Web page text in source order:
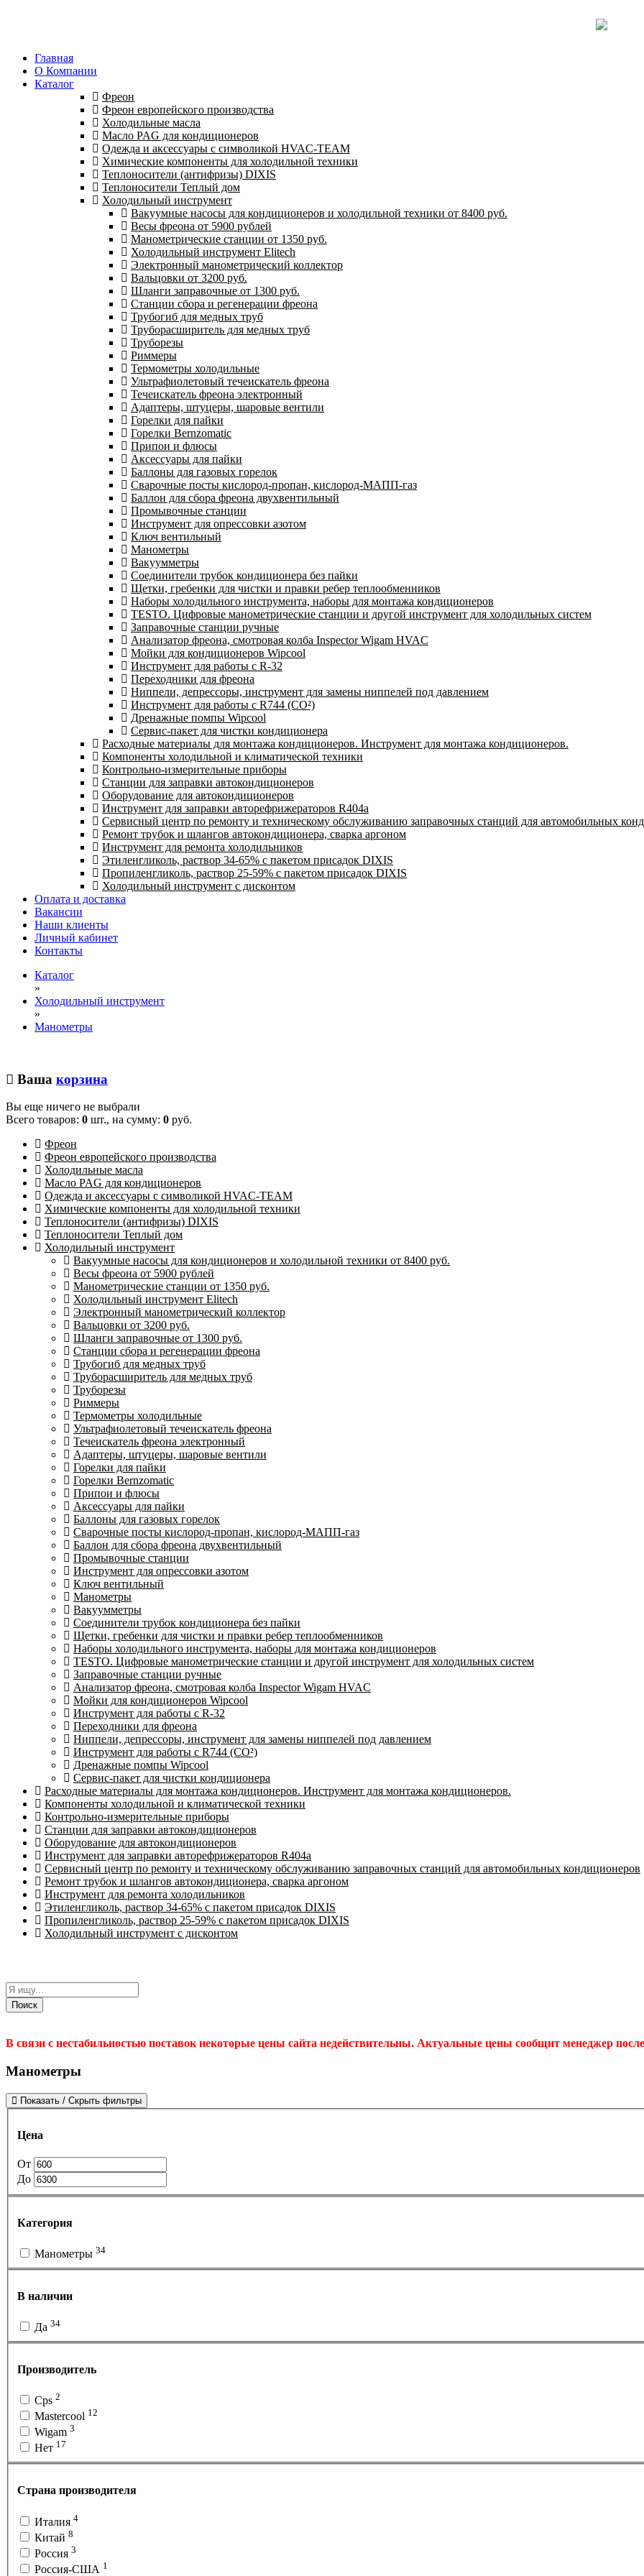
Главная
О Компании
Каталог
Фреон
Фреон европейского производства
Холодильные масла
Масло PAG для кондиционеров
Одежда и аксессуары с символикой HVAC-TEAM
Химические компоненты для холодильной техники
Теплоносители (антифризы) DIXIS
Теплоносители Теплый дом
Холодильный инструмент
Вакуумные насосы для кондиционеров и холодильной техники от 8400 руб.
Весы фреона от 5900 рублей
Манометрические станции от 1350 руб.
Холодильный инструмент Elitech
Электронный манометрический коллектор
Вальцовки от 3200 руб.
Шланги заправочные от 1300 руб.
Станции сбора и регенерации фреона
Трубогиб для медных труб
Труборасширитель для медных труб
Труборезы
Риммеры
Термометры холодильные
Ультрафиолетовый течеискатель фреона
Течеискатель фреона электронный
Адаптеры, штуцеры, шаровые вентили
Горелки для пайки
Горелки Bernzomatic
Припои и флюсы
Аксессуары для пайки
Баллоны для газовых горелок
Сварочные посты кислород-пропан, кислород-МАПП-газ
Баллон для сбора фреона двухвентильный
Промывочные станции
Инструмент для опрессовки азотом
Ключ вентильный
Манометры
Вакуумметры
Соединители трубок кондиционера без пайки
Щетки, гребенки для чистки и правки ребер теплообменников
Наборы холодильного инструмента, наборы для монтажа кондиционеров
TESTO. Цифровые манометрические станции и другой инструмент для холодильных систем
Заправочные станции ручные
Анализатор фреона, смотровая колба Inspector Wigam HVAC
Мойки для кондиционеров Wipcool
Инструмент для работы с R-32
Переходники для фреона
Ниппели, депрессоры, инструмент для замены ниппелей под давлением
Инструмент для работы с R744 (CO²)
Дренажные помпы Wipcool
Сервис-пакет для чистки кондиционера
Расходные материалы для монтажа кондиционеров. Инструмент для монтажа кондиционеров.
Компоненты холодильной и климатической техники
Контрольно-измерительные приборы
Станции для заправки автокондиционеров
Оборудование для автокондиционеров
Инструмент для заправки авторефрижераторов R404a
Сервисный центр по ремонту и техническому обслуживанию заправочных станций для автомобильных
Ремонт трубок и шлангов автокондиционера, сварка аргоном
Инструмент для ремонта холодильников
Этиленгликоль, раствор 34-65% с пакетом присадок DIXIS
Пропиленгликоль, раствор 25-59% с пакетом присадок DIXIS
Холодильный инструмент с дисконтом
Оплата и доставка
Вакансии
Наши клиенты
Личный кабинет
Контакты
Каталог
»
Холодильный инструмент
»
Манометры
Ваша корзина
Вы еще ничего не выбрали
Всего товаров: 0 шт., на сумму: 0 руб.
Фреон
Фреон европейского производства
Холодильные масла
Масло PAG для кондиционеров
Одежда и аксессуары с символикой HVAC-TEAM
Химические компоненты для холодильной техники
Теплоносители (антифризы) DIXIS
Теплоносители Теплый дом
Холодильный инструмент
Вакуумные насосы для кондиционеров и холодильной техники от 8400 руб.
Весы фреона от 5900 рублей
Манометрические станции от 1350 руб.
Холодильный инструмент Elitech
Электронный манометрический коллектор
Вальцовки от 3200 руб.
Шланги заправочные от 1300 руб.
Станции сбора и регенерации фреона
Трубогиб для медных труб
Труборасширитель для медных труб
Труборезы
Риммеры
Термометры холодильные
Ультрафиолетовый течеискатель фреона
Течеискатель фреона электронный
Адаптеры, штуцеры, шаровые вентили
Горелки для пайки
Горелки Bernzomatic
Припои и флюсы
Аксессуары для пайки
Баллоны для газовых горелок
Сварочные посты кислород-пропан, кислород-МАПП-газ
Баллон для сбора фреона двухвентильный
Промывочные станции
Инструмент для опрессовки азотом
Ключ вентильный
Манометры
Вакуумметры
Соединители трубок кондиционера без пайки
Щетки, гребенки для чистки и правки ребер теплообменников
Наборы холодильного инструмента, наборы для монтажа кондиционеров
TESTO. Цифровые манометрические станции и другой инструмент для холодильных систем
Заправочные станции ручные
Анализатор фреона, смотровая колба Inspector Wigam HVAC
Мойки для кондиционеров Wipcool
Инструмент для работы с R-32
Переходники для фреона
Ниппели, депрессоры, инструмент для замены ниппелей под давлением
Инструмент для работы с R744 (CO²)
Дренажные помпы Wipcool
Сервис-пакет для чистки кондиционера
Расходные материалы для монтажа кондиционеров. Инструмент для монтажа кондиционеров.
Компоненты холодильной и климатической техники
Контрольно-измерительные приборы
Станции для заправки автокондиционеров
Оборудование для автокондиционеров
Инструмент для заправки авторефрижераторов R404a
Сервисный центр по ремонту и техническому обслуживанию заправочных станций для автомобильных кондиционеров
Ремонт трубок и шлангов автокондиционера, сварка аргоном
Инструмент для ремонта холодильников
Этиленгликоль, раствор 34-65% с пакетом присадок DIXIS
Пропиленгликоль, раствор 25-59% с пакетом присадок DIXIS
Холодильный инструмент с дисконтом
Поиск
В связи с нестабильностью поставок некоторые цены сайта недействительны. Актуальные цены сообщит менеджер
Манометры
Показать / Скрыть фильтры
Цена
От
До
Категория
Манометры 34
В наличии
Да 34
Производитель
Cps 2
Mastercool 12
Wigam 3
Нет 17
Страна производителя
Италия 4
Китай 8
Россия 3
Россия-США 1